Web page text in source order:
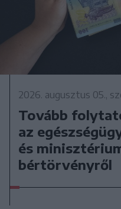
2026. augusztus 05.,
Tovább
az
és
bértörvényről